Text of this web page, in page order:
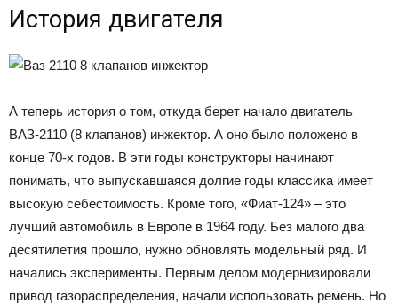
История двигателя
А теперь история о том, откуда берет начало двигатель
ВАЗ-2110 (8 клапанов) инжектор. А оно было положено в
конце 70-х годов. В эти годы конструкторы начинают
понимать, что выпускавшаяся долгие годы классика имеет
высокую себестоимость. Кроме того, «Фиат-124» – это
лучший автомобиль в Европе в 1964 году. Без малого два
десятилетия прошло, нужно обновлять модельный ряд. И
начались эксперименты. Первым делом модернизировали
привод газораспределения, начали использовать ремень. Но